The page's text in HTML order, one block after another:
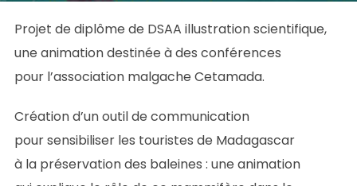
Projet de diplôme de DSAA illustration scientifique,
une animation destinée à des conférences
pour l’association malgache Cetamada.
Création d’un outil de communication
pour sensibiliser les touristes de Madagascar
à la préservation des baleines : une animation